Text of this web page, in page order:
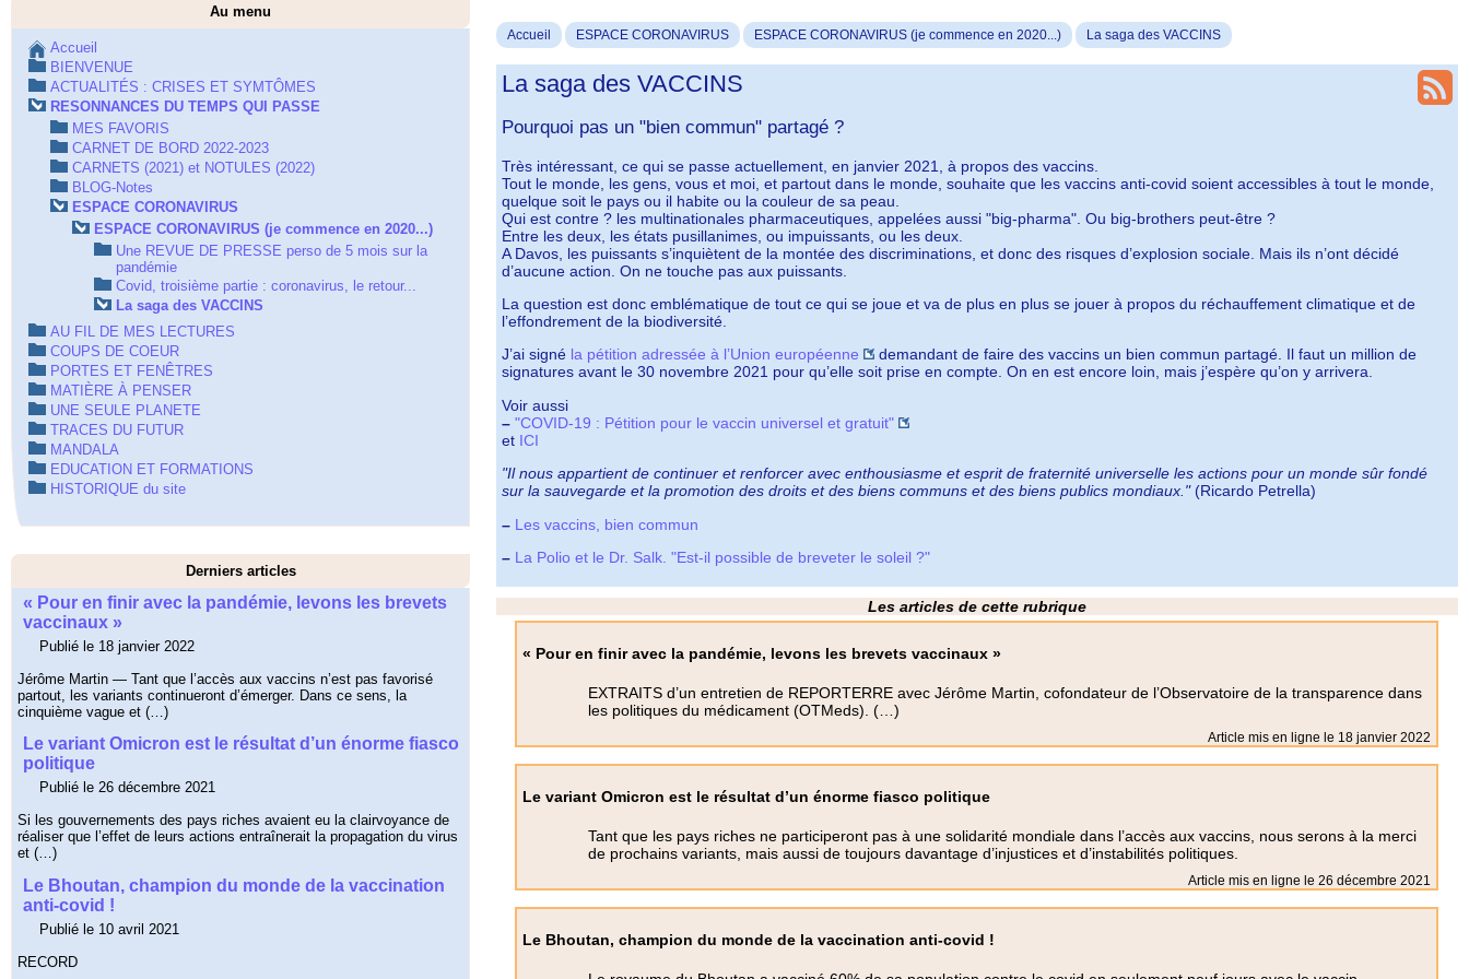
Accueil ESPACE CORONAVIRUS ESPACE CORONAVIRUS (je commence en 2020...) La saga des VACCINS
La saga des VACCINS
Pourquoi pas un "bien commun" partagé ?
Très intéressant, ce qui se passe actuellement, en janvier 2021, à propos des vaccins.
Tout le monde, les gens, vous et moi, et partout dans le monde, souhaite que les vaccins anti-covid soient accessibles à tout le monde,
quelque soit le pays ou il habite ou la couleur de sa peau.
Qui est contre ? les multinationales pharmaceutiques, appelées aussi "big-pharma". Ou big-brothers peut-être ?
Entre les deux, les états pusillanimes, ou impuissants, ou les deux.
A Davos, les puissants s’inquiètent de la montée des discriminations, et donc des risques d’explosion sociale. Mais ils n’ont décidé
d’aucune action. On ne touche pas aux puissants.
La question est donc emblématique de tout ce qui se joue et va de plus en plus se jouer à propos du réchauffement climatique et de
l’effondrement de la biodiversité.
J’ai signé la pétition adressée à l’Union européenne
demandant de faire des vaccins un bien commun partagé. Il faut un million de
signatures avant le 30 novembre 2021 pour qu’elle soit prise en compte. On en est encore loin, mais j’espère qu’on y arrivera.
Voir aussi
– "COVID-19 : Pétition pour le vaccin universel et gratuit"
et ICI
"Il nous appartient de continuer et renforcer avec enthousiasme et esprit de fraternité universelle les actions pour un monde sûr fondé
sur la sauvegarde et la promotion des droits et des biens communs et des biens publics mondiaux."(Ricardo Petrella)
– Les vaccins, bien commun
– La Polio et le Dr. Salk. "Est-il possible de breveter le soleil ?"
Les articles de cette rubrique
« Pour en finir avec la pandémie, levons les brevets vaccinaux »
EXTRAITS d’un entretien de REPORTERRE avec Jérôme Martin, cofondateur de l’Observatoire de la transparence dans
les politiques du médicament (OTMeds). (…)
Article mis en ligne le 18 janvier 2022
Le variant Omicron est le résultat d’un énorme fiasco politique
Tant que les pays riches ne participeront pas à une solidarité mondiale dans l’accès aux vaccins, nous serons à la merci
de prochains variants, mais aussi de toujours davantage d’injustices et d’instabilités politiques.
Article mis en ligne le26 décembre 2021
Le Bhoutan, champion du monde de la vaccination anti-covid !
Au menu
Accueil
BIENVENUE
ACTUALITÉS : CRISES ET SYMTÔMES
RESONNANCES DU TEMPS QUI PASSE
MES FAVORIS
CARNET DE BORD 2022-2023
CARNETS (2021) et NOTULES (2022)
BLOG-Notes
ESPACE CORONAVIRUS
ESPACE CORONAVIRUS (je commence en 2020...)
Une REVUE DE PRESSE perso de 5 mois sur la
pandémie
Covid, troisième partie : coronavirus, le retour...
La saga des VACCINS
AU FIL DE MES LECTURES
COUPS DE COEUR
PORTES ET FENÊTRES
MATIÈRE À PENSER
UNE SEULE PLANETE
TRACES DU FUTUR
MANDALA
EDUCATION ET FORMATIONS
HISTORIQUE du site
Derniers articles
« Pour en finir avec la pandémie, levons les brevets
vaccinaux »
Publié le 18 janvier 2022
Jérôme Martin — Tant que l’accès aux vaccins n’est pas favorisé
partout, les variants continueront d’émerger. Dans ce sens, la
cinquième vague et (…)
Le variant Omicron est le résultat d’un énorme fiasco
politique
Publié le 26 décembre 2021
Si les gouvernements des pays riches avaient eu la clairvoyance de
réaliser que l’effet de leurs actions entraînerait la propagation du virus
et (…)
Le Bhoutan, champion du monde de la vaccination
anti-covid !
Publié le 10 avril 2021
RECORD